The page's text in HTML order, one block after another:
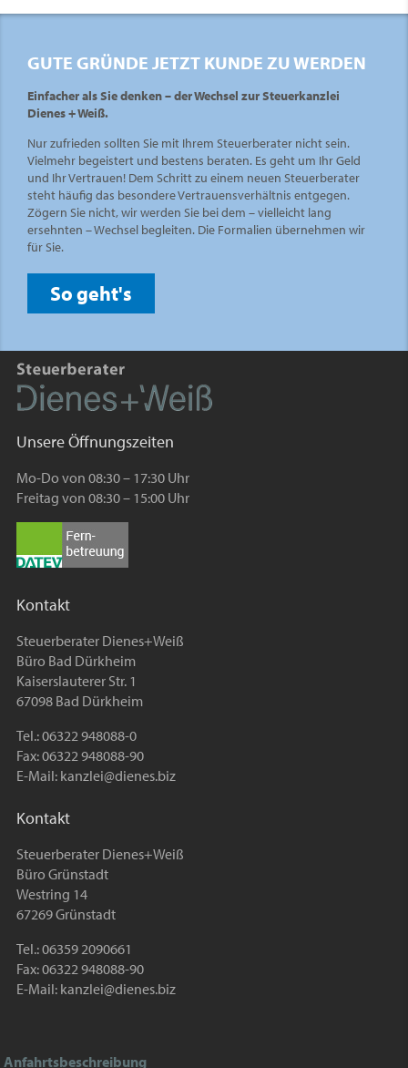
GUTE GRÜNDE JETZT KUNDE ZU WERDEN
Einfacher als Sie denken – der Wechsel zur Steuerkanzlei
Dienes + Weiß.
Nur zufrieden sollten Sie mit Ihrem Steuerberater nicht sein.
Vielmehr begeistert und bestens beraten. Es geht um Ihr Geld
und Ihr Vertrauen! Dem Schritt zu einem neuen Steuerberater
steht häufig das besondere Vertrauensverhältnis entgegen.
Zögern Sie nicht, wir werden Sie bei dem – vielleicht lang
ersehnten – Wechsel begleiten. Die Formalien übernehmen wir
für Sie.
So geht's
Unsere Öffnungszeiten
Mo-Do von 08:30 – 17:30 Uhr
Freitag von 08:30 – 15:00 Uhr
Kontakt
Steuerberater Dienes+Weiß
Büro Bad Dürkheim
Kaiserslauterer Str. 1
67098 Bad Dürkheim
Tel.: 06322 948088-0
Fax: 06322 948088-90
E-Mail: kanzlei@dienes.biz
Kontakt
Steuerberater Dienes+Weiß
Büro Grünstadt
Westring 14
67269 Grünstadt
Tel.: 06359 2090661
Fax: 06322 948088-90
E-Mail: kanzlei@dienes.biz
Anfahrtsbeschreibung